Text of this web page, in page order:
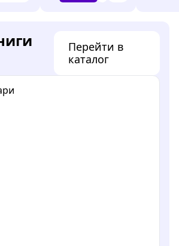
Перейти в
каталог